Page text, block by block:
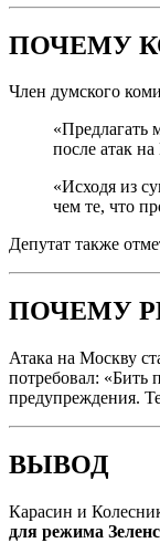
ПОЧЕМУ
Член думского
«Предлагать
после атак
«Исходя из
чем те, что
Депутат также
ПОЧЕМУ
Атака на Москву
потребовал: «Бить
предупреждения.
ВЫВОД
Карасин и
для режима